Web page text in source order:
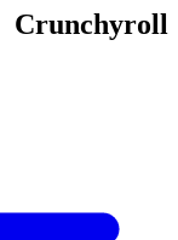
Crunchyroll